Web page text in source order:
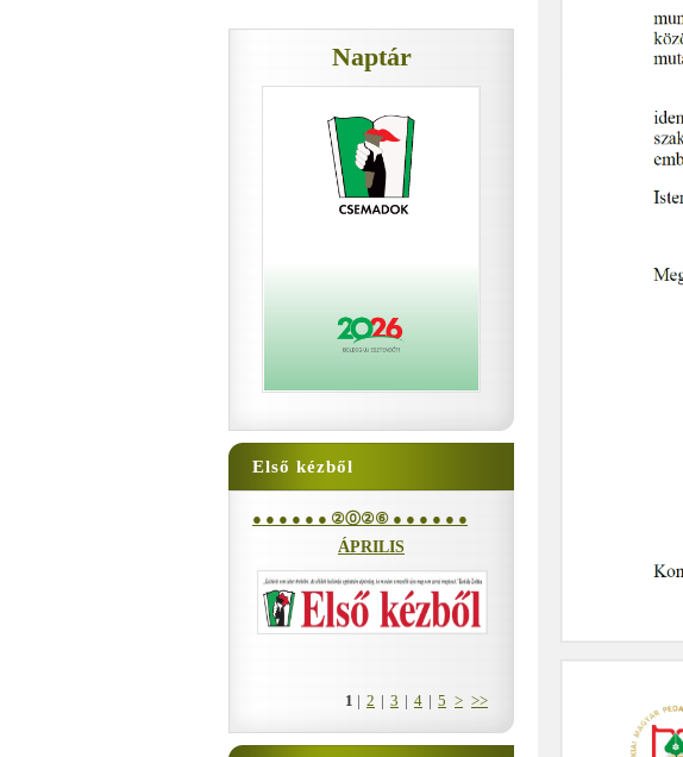
Naptár
Első kézből
● ● ● ● ● ● ②⓪②⑥ ● ● ● ● ● ●
ÁPRILIS
1 2 3 4 5 > >>